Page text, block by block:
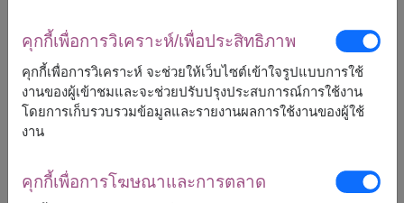
คุกกี้เพื่อการวิเคราะห์/เพื่อประสิทธิภาพ
คุกกี้เพื่อการวิเคราะห์ จะช่วยให้เว็บไซต์เข้าใจรูปแบบการใช้
งานของผู้เข้าชมและจะช่วยปรับปรุงประสบการณ์การใช้งาน
โดยการเก็บรวบรวมข้อมูลและรายงานผลการใช้งานของผู้ใช้
งาน
คุกกี้เพื่อการโฆษณาและการตลาด